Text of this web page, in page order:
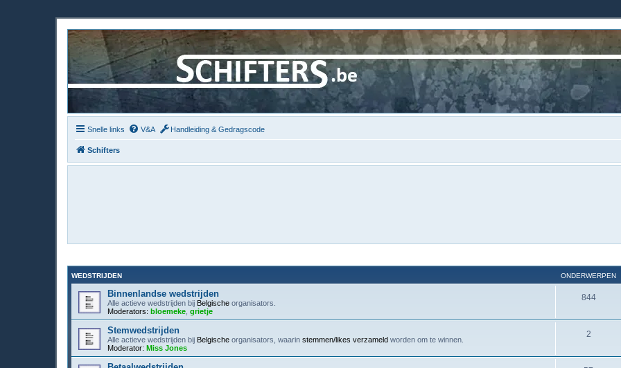
Snelle links V&A Handleiding & Gedragscode
Schifters
WEDSTRIJDEN ONDERWERPEN
Binnenlandse wedstrijden
Alle actieve wedstrijden bij Belgische organisators.
Moderators: bloemeke grietje
844
Stemwedstrijden
Alle actieve wedstrijden bij Belgische organisators, waarin stemmen/likes verzameld worden om te winnen.
Moderator: Miss Jones
2